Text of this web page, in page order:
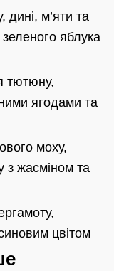
дині, м’яти та
яблука
тютюну,
ягодами та
моху,
з жасміном та
цвітом